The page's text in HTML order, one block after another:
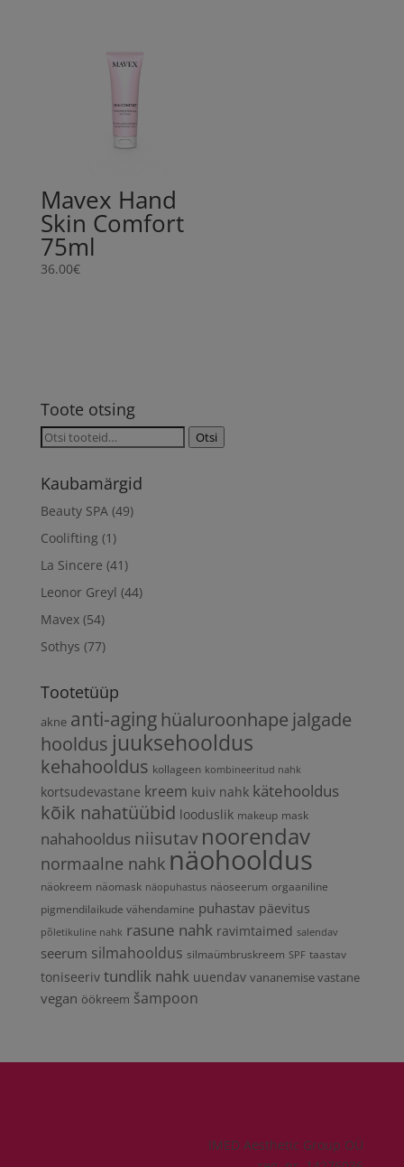
Mavex Hand
Skin Comfort
75ml
36.00€
Toote otsing
Otsi: Otsi
Kaubamärgid
Beauty SPA (49)
Coolifting (1)
La Sincere (41)
Leonor Greyl (44)
Mavex (54)
Sothys (77)
Tootetüüp
akne anti-aging hüaluroonhape jalgade
hooldus juuksehooldus
kehahooldus kollageen kombineeritud nahk
kortsudevastane kreem kuiv nahk kätehooldus
kõik nahatüübid looduslik makeup mask
nahahooldus niisutav noorendav
normaalne nahk näohooldus
näokreem näomask näopuhastus näoseerum orgaaniline
pigmendilaikude vähendamine puhastav päevitus
põletikuline nahk rasune nahk ravimtaimed salendav
seerum silmahooldus silmaümbruskreem SPF taastav
toniseeriv tundlik nahk uuendav vananemise vastane
vegan öökreem šampoon
IMED Aesthetic Group OÜ